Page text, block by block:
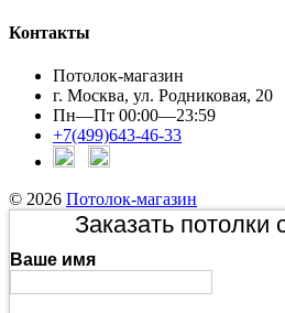
Контакты
Потолок-магазин
г. Москва, ул. Родниковая, 20
Пн—Пт 00:00—23:59
+7(499)643-46-33
© 2026 Потолок-магазин
Заказать потолки
Ваше имя